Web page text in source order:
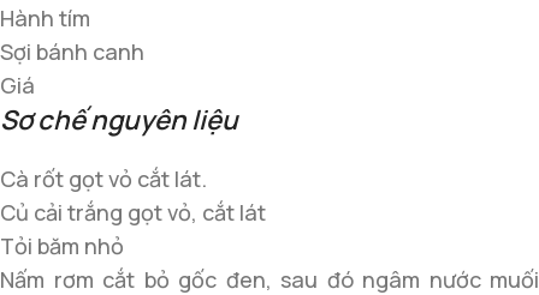
Hành tím
Sợi bánh canh
Giá
Sơ chế nguyên liệu
Cà rốt gọt vỏ cắt lát.
Củ cải trắng gọt vỏ, cắt lát
Tỏi băm nhỏ
Nấm rơm cắt bỏ gốc đen, sau đó ngâm nước muối